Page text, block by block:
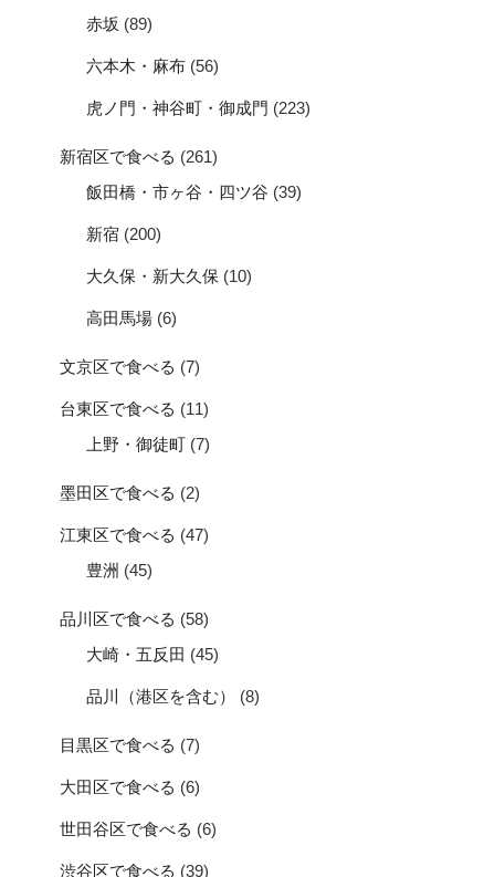
赤坂 (89)
六本木・麻布 (56)
虎ノ門・神谷町・御成門 (223)
新宿区で食べる (261)
飯田橋・市ヶ谷・四ツ谷 (39)
新宿 (200)
大久保・新大久保 (10)
高田馬場 (6)
文京区で食べる (7)
台東区で食べる (11)
上野・御徒町 (7)
墨田区で食べる (2)
江東区で食べる (47)
豊洲 (45)
品川区で食べる (58)
大崎・五反田 (45)
品川（港区を含む） (8)
目黒区で食べる (7)
大田区で食べる (6)
世田谷区で食べる (6)
渋谷区で食べる (39)